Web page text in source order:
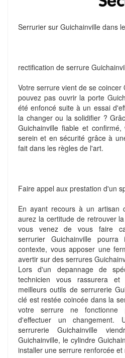
Serrurier sur Guichainville dans
rectification de serrure
Votre serrure vient de se
pouvez pas ouvrir la porte
été enfoncé suite à un essai
la changer ou la solidifier ?
Guichainville fiable et
serein et en sécurité grâce à
fait dans les règles de l'art.
Faire appel aux prestation d'un
En ayant recours à un artisan
aurez la certitude de retrouver
vous venez de vous faire
serrurier Guichainville pourra
contexte, vous apposer une
avertir sur des serrures
Lors d'un depannage de
technicien vous rassurera
meilleurs outils de serrurerie
clé est restée coincée dans la
votre serrure ne
d'effectuer un changement.
serrurerie Guichainville
Guichainville, le cylindre
installer une serrure renforcée et